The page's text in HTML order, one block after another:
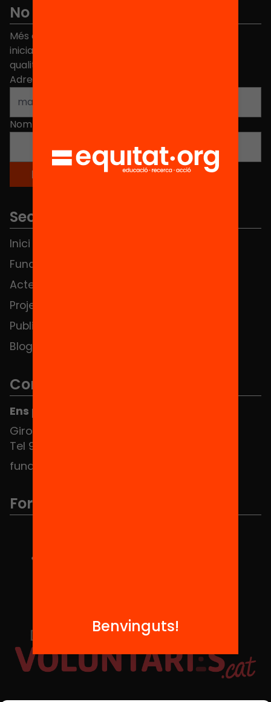
No et perdis res
Més de 40.000 persones ja han triat Equitat. Rep
iniciatives, propostes i projectes per millorar la
qualitat de l'educació a Catalunya.
Adreça electrònica
Nom
Seccions
Inici
Fundació
Actes
Projectes
Publicacions i vídeos
Blog
Contacte
Ens pots trobar al Hub Social
Girona 34, interior 08010 Barcelona
Tel 934 588 700
fundacio@equitat.org
Formem part de...
Benvinguts!